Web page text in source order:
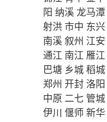
阳 纳溪龙马潭
射洪市中 东兴
南溪叙州 江安
通江 南江 雁江
巴塘 乡城稻城
郑州 开封洛阳
中原 二七 管城
伊川 偃师新华